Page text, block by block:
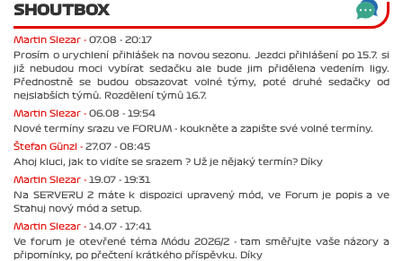
SHOUTBOX
Martin Slezar - 07.08 - 20:17
Prosím o urychlení přihlášek na novou sezonu. Jezdci přihlášení po 15.7. si
již nebudou moci vybírat sedačku ale bude jim přidělena vedením ligy.
Přednostně se budou obsazovat volné týmy, poté druhé sedačky od
nejslabších týmů. Rozdělení týmů 16.7.
Martin Slezar - 06.08 - 19:54
Nové termíny srazu ve FORUM - koukněte a zapište své volné termíny.
Štefan Günzl - 27.07 - 08:45
Ahoj kluci, jak to vidíte se srazem ? Už je nějaký termín? Díky
Martin Slezar - 19.07 - 19:31
Na SERVERU 2 máte k dispozici upravený mód, ve Forum je popis a ve
Stahuj nový mód a setup.
Martin Slezar - 14.07 - 17:41
Ve forum je otevřené téma Módu 2026/2 - tam směřujte vaše názory a
připomínky, po přečtení krátkého příspěvku. Díky